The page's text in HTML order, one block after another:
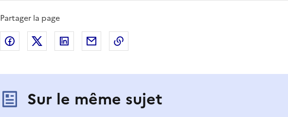
Partager la page
Partager sur Facebook
Partager sur XPartager sur LinkedIn
Partager par email
Sur le même sujet